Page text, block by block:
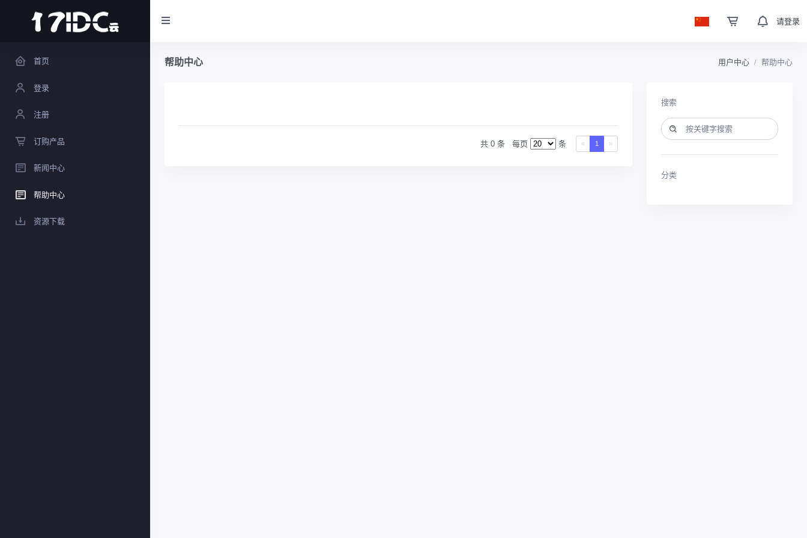
请登录
首页
登录
注册
订购产品
新闻中心
帮助中心
资源下载
帮助中心 用户中心 帮助中心
共 0 条 每页 条 « 1 »
搜索
分类